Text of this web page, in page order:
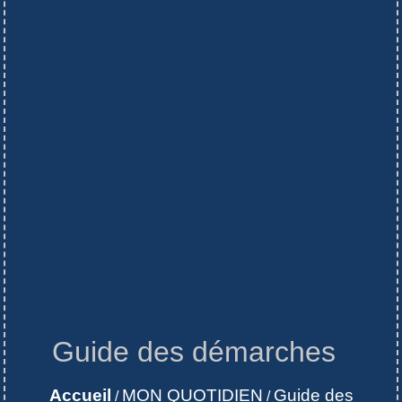
Guide des démarches
Accueil / MON QUOTIDIEN / Guide des